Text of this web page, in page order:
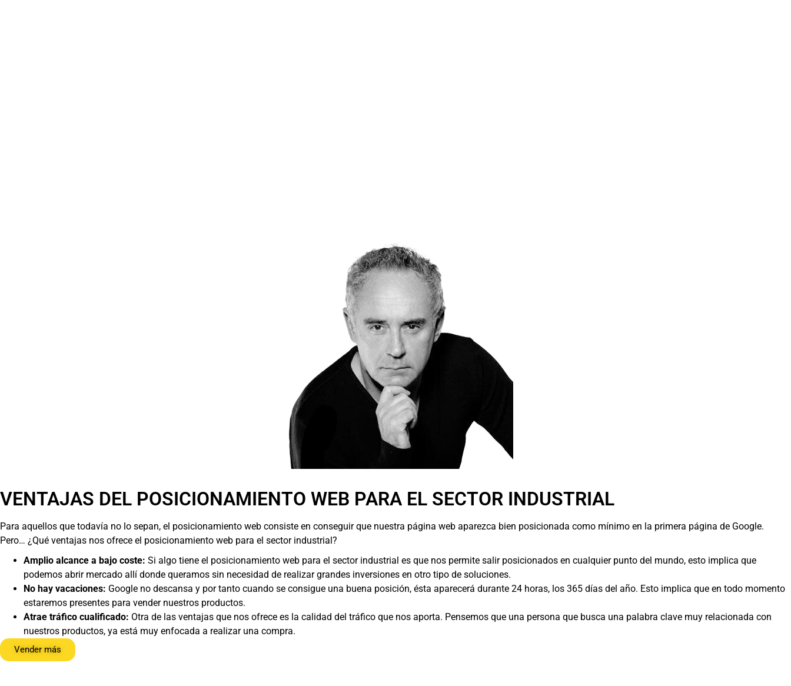
VENTAJAS DEL POSICIONAMIENTO WEB PARA EL SECTOR INDUSTRIAL
Para aquellos que todavía no lo sepan, el posicionamiento web consiste en conseguir que nuestra página web aparezca bien posicionada como mínimo en la primera página de Google.
Pero… ¿Qué ventajas nos ofrece el posicionamiento web para el sector industrial?
Amplio alcance a bajo coste: Si algo tiene el posicionamiento web para el sector industrial es que nos permite salir posicionados en cualquier punto del mundo, esto implica que
podemos abrir mercado allí donde queramos sin necesidad de realizar grandes inversiones en otro tipo de soluciones.
No hay vacaciones: Google no descansa y por tanto cuando se consigue una buena posición, ésta aparecerá durante 24 horas, los 365 días del año. Esto implica que en todo momento
estaremos presentes para vender nuestros productos.
Atrae tráfico cualificado: Otra de las ventajas que nos ofrece es la calidad del tráfico que nos aporta. Pensemos que una persona que busca una palabra clave muy relacionada con
nuestros productos, ya está muy enfocada a realizar una compra.
Vender más